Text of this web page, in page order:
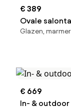
€ 389
Ovale
tafelblad in
Glazen,
€ 669
In- &